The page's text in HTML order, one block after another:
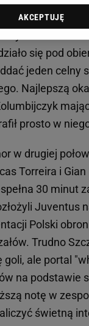
Szczęsny, który
się pod
jeden celny
Najlepszą
prosto w
w drugiej
Torreira i
30 minut
Juventus
Polski
Trudno
goli, ale portal
na podstawie
notę w
świetną
AKCEPTUJĘ